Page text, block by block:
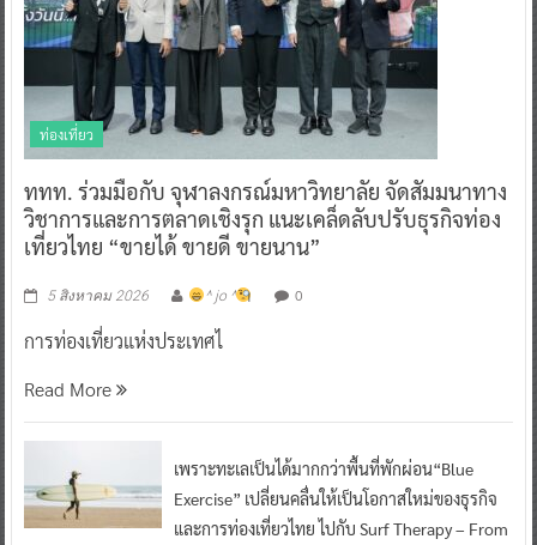
ท่องเที่ยว
ททท. ร่วมมือกับ จุฬาลงกรณ์มหาวิทยาลัย จัดสัมมนาทาง
วิชาการและการตลาดเชิงรุก แนะเคล็ดลับปรับธุรกิจท่อง
เที่ยวไทย “ขายได้ ขายดี ขายนาน”
5 สิงหาคม 2026 ^ jo ^ 0
การท่องเที่ยวแห่งประเทศไ
Read More
เพราะทะเลเป็นได้มากกว่าพื้นที่พักผ่อน“Blue
Exercise” เปลี่ยนคลื่นให้เป็นโอกาสใหม่ของธุรกิจ
และการท่องเที่ยวไทย ไปกับ Surf Therapy – From